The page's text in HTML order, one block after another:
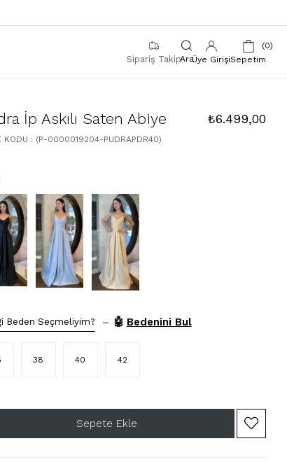
Sipariş Takip Üye GirişiSepetim
0
İp Askılı Saten Abiye ₺6.499,00
KODU (P-0000019204-PUDRAPDR40)
Beden Seçmeliyim? – 🤖 Bedenini Bul
38 40 42